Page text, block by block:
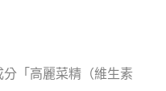
「高麗菜精（維生素